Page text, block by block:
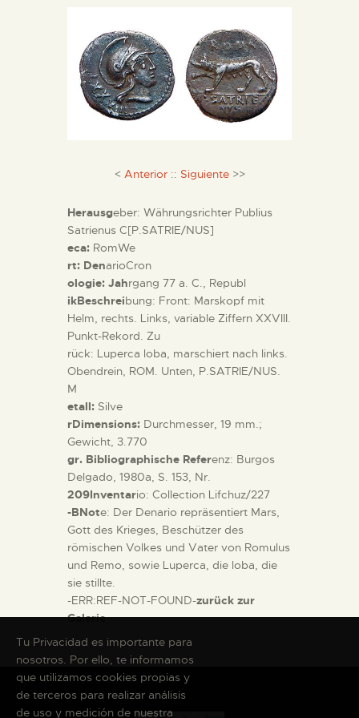
DIGITALE RESSOURCEN
DEUTSCH
< Anterior :: Siguiente>>
Herausgeber: Währungsrichter Publius
Satrienus C[P.SATRIE/NUS]
eca: RomWe
rt: DenarioCron
ologie: Jahrgang 77 a. C., Republ
ikBeschreibung: Front: Marskopf mit
Helm, rechts. Links, variable Ziffern XXVIII.
Punkt-Rekord. Zu
rück: Luperca loba, marschiert nach links.
Obendrein, ROM. Unten, P.SATRIE/NUS.
M
etall: Silve
rDimensions: Durchmesser, 19 mm.;
Gewicht, 3.770
gr. Bibliographische Referenz: Burgos
Delgado, 1980a, S. 153, Nr.
209Inventario: Collection Lifchuz/227
-BNote: Der Denario repräsentiert Mars,
Gott des Krieges, Beschützer des
römischen Volkes und Vater von Romulus
und Remo, sowie Luperca, die loba, die
sie stillte.
-ERR:REF-NOT-FOUND-zurück zur
Galerie
Tu Privacidad es importante para
nosotros. Por ello, te informamos
que utilizamos cookies propias y
de terceros para realizar análisis
de uso y medición de nuestra